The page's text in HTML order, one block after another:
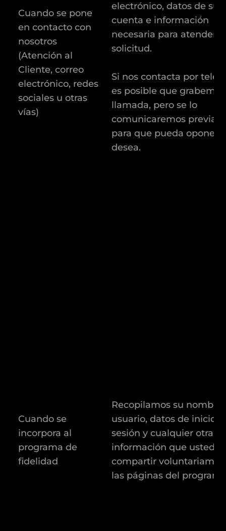
Cuando se pone
en contacto con
nosotros
(Atención al
Cliente, correo
electrónico, redes
sociales u otras
vías)
electrónico, datos de su
cuenta e información
necesaria para atender
solicitud.
Si nos contacta por
es posible que
llamada, pero se lo
comunicaremos
para que pueda
desea.
Cuando se
incorpora al
programa de
fidelidad
Recopilamos su nombre
usuario, datos de inicio
sesión y cualquier otra
información que usted
compartir
las páginas del